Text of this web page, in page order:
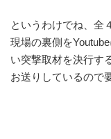
というわけでね、全
現場の裏側を
い突撃取材を決行す
お送りしているので